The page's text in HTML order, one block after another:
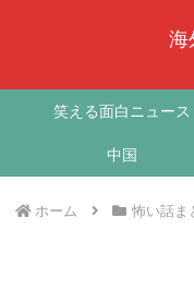
海
笑える面白ニュース
中国
ホーム 怖い話ま